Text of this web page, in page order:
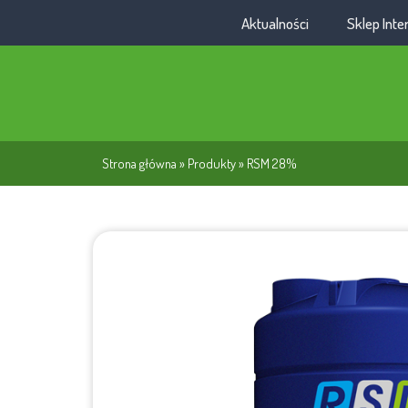
Aktualności Sklep
Strona główna » Produkty» RSM 28%